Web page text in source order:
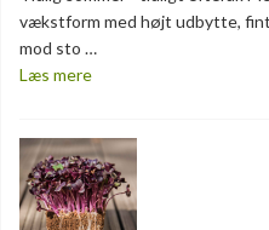
vækstform med højt udbytte,
mod sto …
Læs mere